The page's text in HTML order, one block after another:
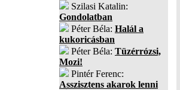
Szilasi Katalin:
Gondolatban
Péter Béla: Halál a
kukoricásban
Péter Béla: Tüzérrózsi,
Mozi!
Pintér Ferenc:
Asszisztens akarok lenni